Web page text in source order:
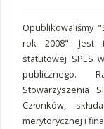
Opublikowaliśmy
rok 2008". Jest
statutowej SPES
publicznego.
Stowarzyszenia
Członków,
merytorycznej i